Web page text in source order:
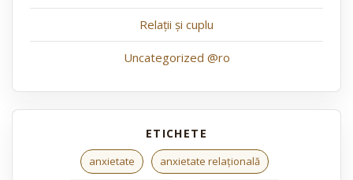
Relații și cuplu
Uncategorized @ro
anxietate anxietate relațională